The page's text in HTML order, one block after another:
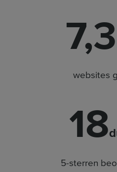
7,3
websites
18
5-sterren